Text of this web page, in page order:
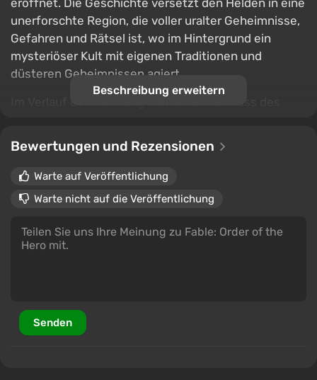
eröffnet. Die Geschichte versetzt den Helden in eine
unerforschte Region, die voller uralter Geheimnisse,
Gefahren und Rätsel ist, wo im Hintergrund ein
mysteriöser Kult mit eigenen Traditionen und
düsteren Geheimnissen agiert.
wodurch er sich von einem zufälligen Teilnehmer der
Ereignisse zu einer Schlüsselperson der Organisation
entwickelt. Die getroffenen Entscheidungen
beeinflussen nicht nur das Schicksal des Kults
selbst, sondern auch die Art der durchgeführten
Rituale, die edel, grausam oder völlig unvorhersehbar
sein können.
Beschreibung erweitern
Bewertungen und Rezensionen
Warte auf Veröffentlichung
Warte nicht auf die Veröffentlichung
Senden